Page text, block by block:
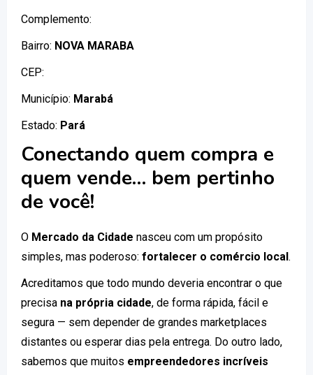
Complemento:
Bairro: NOVA MARABA
CEP:
Município: Marabá
Estado: Pará
Conectando quem compra e
quem vende… bem pertinho
de você!
O Mercado da Cidade nasceu com um propósito
simples, mas poderoso: fortalecer o comércio local.
Acreditamos que todo mundo deveria encontrar o que
precisa na própria cidade, de forma rápida, fácil e
segura — sem depender de grandes marketplaces
distantes ou esperar dias pela entrega. Do outro lado,
sabemos que muitos empreendedores incríveis